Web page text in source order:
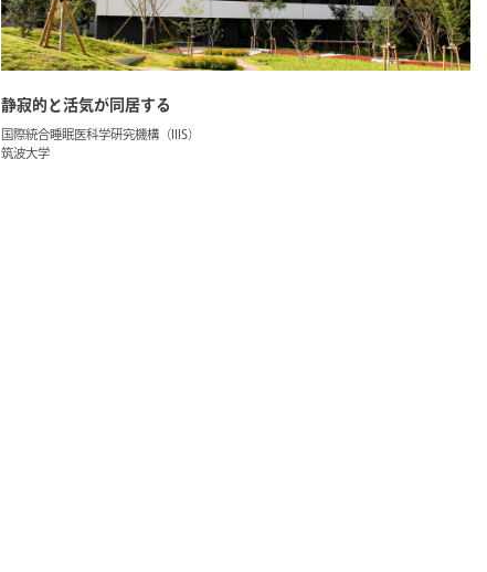
静寂的と活気が同居する
国際統合睡眠医科学研究機構（IIIS）
筑波大学